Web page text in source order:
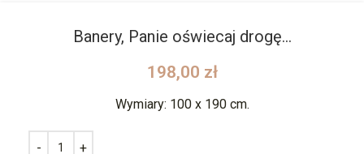
Banery, Panie oświecaj drogę…
198,00 zł
Wymiary: 100 x 190 cm.